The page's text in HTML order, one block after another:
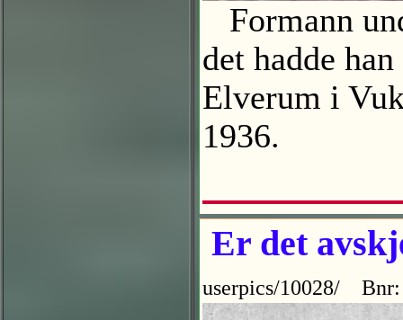
Formann
det hadde
Elverum i
1936.
Er det
userpics/10028/ Bnr: